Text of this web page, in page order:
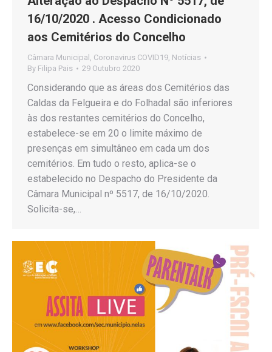
16/10/2020 . Acesso Condicionado
aos Cemitérios do Concelho
Câmara Municipal , Coronavirus COVID19, Notícias
By Filipa Pais 29 Outubro 2020
Considerando que as áreas dos Cemitérios das
Caldas da Felgueira e do Folhadal são inferiores
às dos restantes cemitérios do Concelho,
estabelece-se em 20 o limite máximo de
presenças em simultâneo em cada um dos
cemitérios. Em tudo o resto, aplica-se o
estabelecido no Despacho do Presidente da
Câmara Municipal nº 5517, de 16/10/2020.
Solicita-se,…